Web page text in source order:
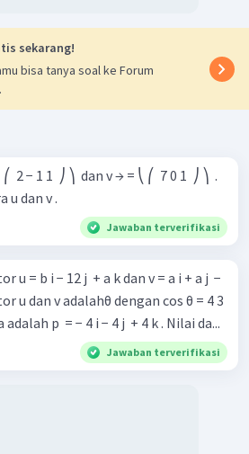
sekarang!
bisa tanya soal ke Forum
2 − 1 1 ​ ⎠ ⎞ ​ dan v → = ⎝ ⎛ ​ 7 0 1 ​ ⎠ ⎞ ​ .
u dan v .
Jawaban terverifikasi
= b i − 12 j ​ + a k dan v = a i + a j ​ −
u dan v adalahθ dengan cos θ = 4 3
p ​ = − 4 i − 4 j ​ + 4 k . Nilai da...
Jawaban terverifikasi